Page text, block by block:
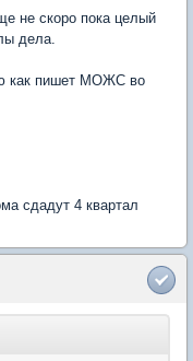
не скоро пока целый
дела.
как пишет МОЖС во
сдадут 4 квартал